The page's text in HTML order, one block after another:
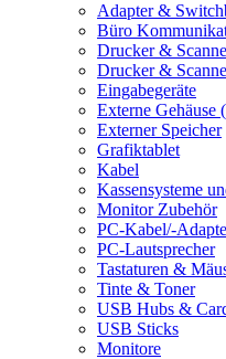
Adapter &
Büro
Drucker &
Drucker &
Eingabegeräte
Externe Gehäuse
Externer Speicher
Grafiktablet
Kabel
Kassensysteme
Monitor Zubehör
PC-Kabel/-
PC-Lautsprecher
Tastaturen &
Tinte & Toner
USB Hubs &
USB Sticks
Monitore